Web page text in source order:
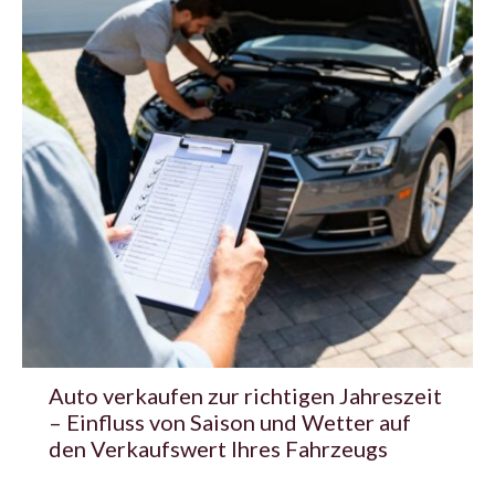
Auto verkaufen zur richtigen Jahreszeit
– Einfluss von Saison und Wetter auf
den Verkaufswert Ihres Fahrzeugs